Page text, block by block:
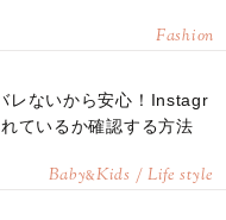
Fashion
レないから安心！Instagr
ているか確認する方法
Baby&Kids / Life style